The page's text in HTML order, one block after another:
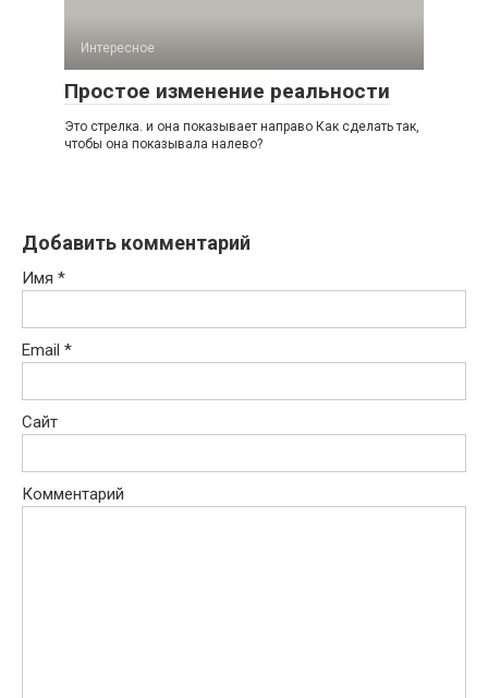
Интересное
Простое изменение реальности
Это стрелка. и она показывает направо Как сделать так,
чтобы она показывала налево?
Добавить комментарий
Имя *
Email *
Сайт
Комментарий